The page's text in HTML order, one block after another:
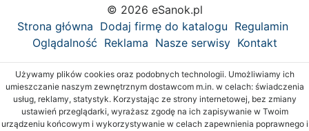
© 2026 eSanok.pl
Strona główna Dodaj firmę do katalogu Regulamin
Oglądalność Reklama Nasze serwisy Kontakt
Używamy plików cookies oraz podobnych technologii. Umożliwiamy ich
umieszczanie naszym zewnętrznym dostawcom m.in. w celach: świadczenia
usług, reklamy, statystyk. Korzystając ze strony internetowej, bez zmiany
ustawień przeglądarki, wyrażasz zgodę na ich zapisywanie w Twoim
urządzeniu końcowym i wykorzystywanie w celach zapewnienia poprawnego i